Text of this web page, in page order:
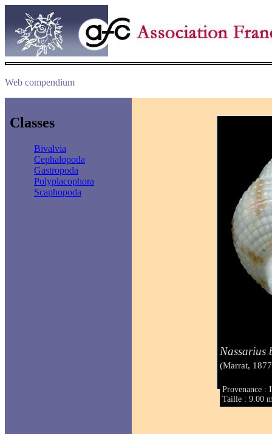
Web compendium
Classes
Bivalvia
Cephalopoda
Gastropoda
Polyplacophora
Scaphopoda
Nassarius
(Marrat,
Provenance :
Taille : 9.00